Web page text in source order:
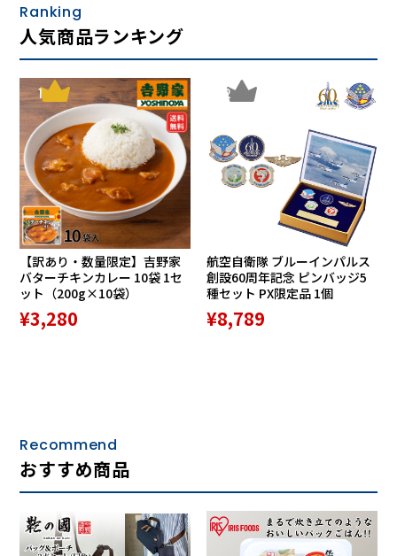
Ranking
人気商品ランキング
1
【訳あり・数量限定】吉野家
バターチキンカレー 10袋 1セ
ット（200g×10袋）
¥3,280
2
航空自衛隊 ブルーインパルス
創設60周年記念 ピンバッジ5
種セット PX限定品 1個
¥8,789
Recommend
おすすめ商品